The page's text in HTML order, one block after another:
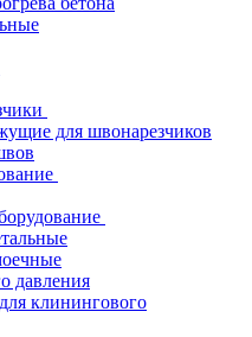
для швонарезчиков
давления
клинингового